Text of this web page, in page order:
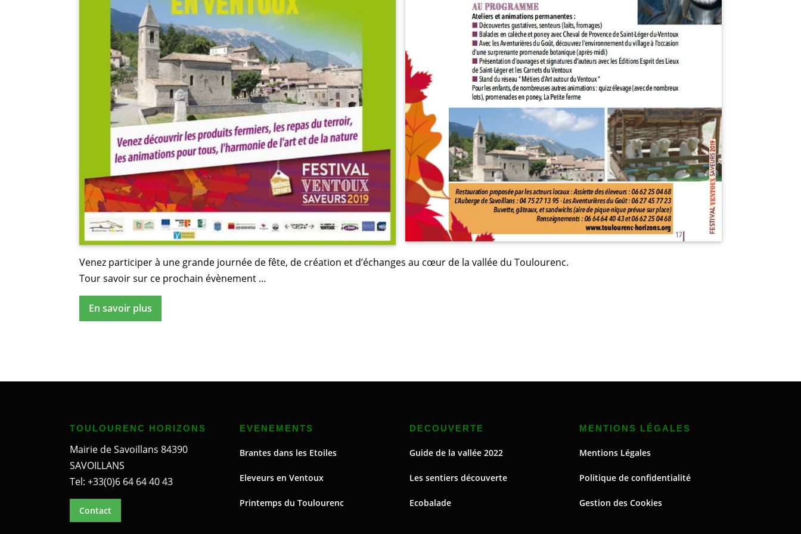
Venez participer à une grande journée de fête, de création et d’échanges au cœur de la vallée du Toulourenc.
Tour savoir sur ce prochain évènement …
En savoir plus
TOULOURENC HORIZONS
Mairie de Savoillans 84390
SAVOILLANS
Tel: +33(0)6 64 64 40 43
Contact
EVENEMENTS
Brantes dans les Etoiles
Eleveurs en Ventoux
Printemps du Toulourenc
DECOUVERTE
Guide de la vallée 2022
Les sentiers découverte
Ecobalade
MENTIONS LÉGALES
Mentions Légales
Politique de confidentialité
Gestion des Cookies